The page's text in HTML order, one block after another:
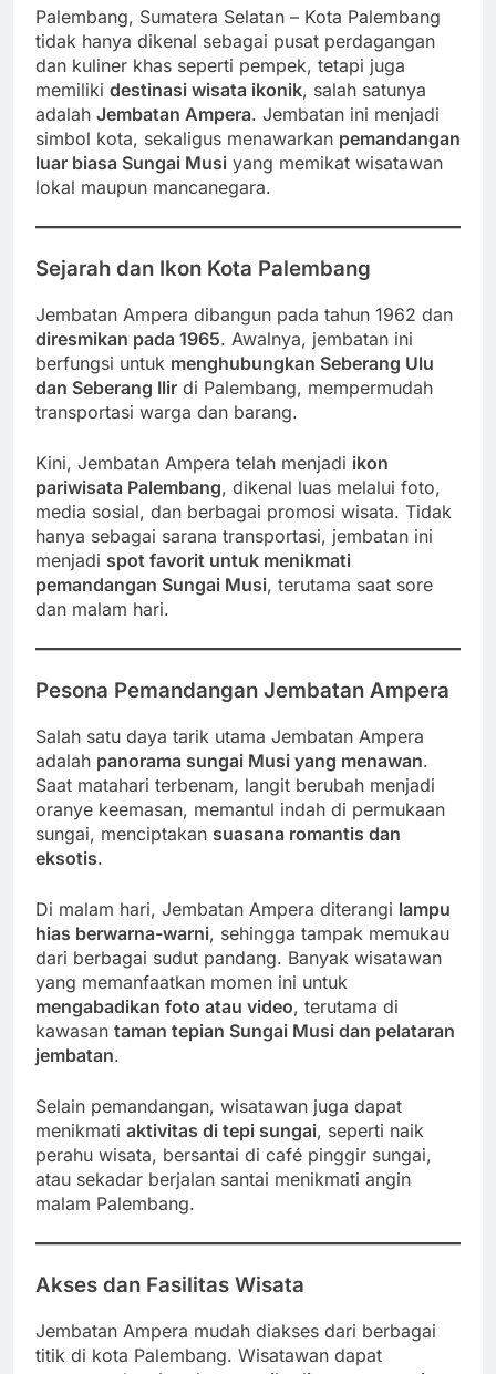
Palembang, Sumatera Selatan – Kota Palembang
tidak hanya dikenal sebagai pusat perdagangan
dan kuliner khas seperti pempek, tetapi juga
memiliki destinasi wisata ikonik, salah satunya
adalah Jembatan Ampera. Jembatan ini menjadi
simbol kota, sekaligus menawarkan pemandangan
luar biasa Sungai Musi yang memikat wisatawan
lokal maupun mancanegara.
Sejarah dan Ikon Kota Palembang
Jembatan Ampera dibangun pada tahun 1962 dan
diresmikan pada 1965. Awalnya, jembatan ini
berfungsi untuk menghubungkan Seberang Ulu
dan Seberang Ilir di Palembang, mempermudah
transportasi warga dan barang.
Kini, Jembatan Ampera telah menjadi ikon
pariwisata Palembang, dikenal luas melalui foto,
media sosial, dan berbagai promosi wisata. Tidak
hanya sebagai sarana transportasi, jembatan ini
menjadi spot favorit untuk menikmati
pemandangan Sungai Musi, terutama saat sore
dan malam hari.
Pesona Pemandangan Jembatan Ampera
Salah satu daya tarik utama Jembatan Ampera
adalah panorama sungai Musi yang menawan.
Saat matahari terbenam, langit berubah menjadi
oranye keemasan, memantul indah di permukaan
sungai, menciptakan suasana romantis dan
eksotis.
Di malam hari, Jembatan Ampera diterangi lampu
hias berwarna-warni, sehingga tampak memukau
dari berbagai sudut pandang. Banyak wisatawan
yang memanfaatkan momen ini untuk
mengabadikan foto atau video, terutama di
kawasan taman tepian Sungai Musi dan pelataran
jembatan.
Selain pemandangan, wisatawan juga dapat
menikmati aktivitas di tepi sungai, seperti naik
perahu wisata, bersantai di café pinggir sungai,
atau sekadar berjalan santai menikmati angin
malam Palembang.
Akses dan Fasilitas Wisata
Jembatan Ampera mudah diakses dari berbagai
titik di kota Palembang. Wisatawan dapat